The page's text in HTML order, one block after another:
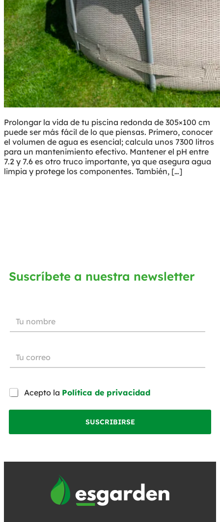
Prolongar la vida de tu piscina redonda de 305×100 cm
puede ser más fácil de lo que piensas. Primero, conocer
el volumen de agua es esencial; calcula unos 7300 litros
para un mantenimiento efectivo. Mantener el pH entre
7.2 y 7.6 es otro truco importante, ya que asegura agua
limpia y protege los componentes. También, […]
Suscríbete a nuestra newsletter
Acepto la Política de privacidad
SUSCRIBIRSE